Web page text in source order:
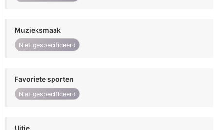
Muzieksmaak
Niet gespecificeerd
Favoriete sporten
Niet gespecificeerd
Uitje